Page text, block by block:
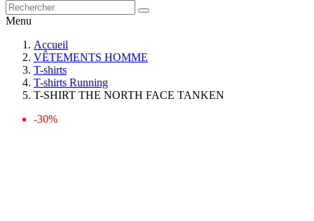
Menu
Accueil
VÊTEMENTS HOMME
T-shirts
T-shirts Running
T-SHIRT THE NORTH FACE TANKEN
-30%